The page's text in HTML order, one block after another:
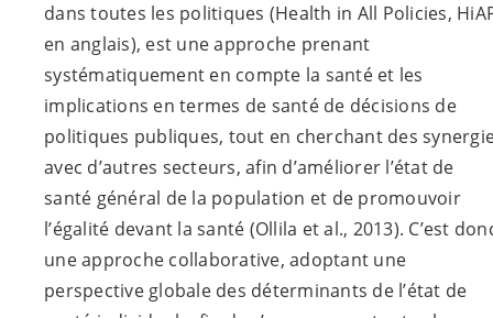
dans toutes les politiques (Health in All Policies,
en anglais), est une approche prenant
systématiquement en compte la santé et les
implications en termes de santé de décisions de
politiques publiques, tout en cherchant des
avec d’autres secteurs, afin d’améliorer l’état de
santé général de la population et de promouvoir
l’égalité devant la santé (Ollila et al., 2013). C’est
une approche collaborative, adoptant une
perspective globale des déterminants de l’état de